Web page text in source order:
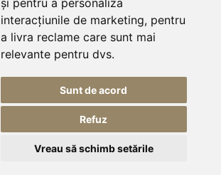
și pentru a personaliza
interacțiunile de marketing, pentru
a livra reclame care sunt mai
relevante pentru dvs.
Sunt de acord
Refuz
Vreau să schimb setările